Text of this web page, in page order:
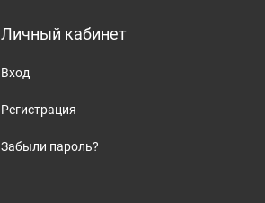
Личный кабинет
Вход
Регистрация
Забыли пароль?